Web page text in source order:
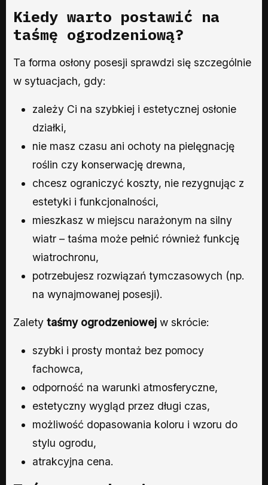
Kiedy warto postawić na
taśmę ogrodzeniową?
Ta forma osłony posesji sprawdzi się szczególnie
w sytuacjach, gdy:
zależy Ci na szybkiej i estetycznej osłonie
działki,
nie masz czasu ani ochoty na pielęgnację
roślin czy konserwację drewna,
chcesz ograniczyć koszty, nie rezygnując z
estetyki i funkcjonalności,
mieszkasz w miejscu narażonym na silny
wiatr – taśma może pełnić również funkcję
wiatrochronu,
potrzebujesz rozwiązań tymczasowych (np.
na wynajmowanej posesji).
Zalety taśmy ogrodzeniowej w skrócie:
szybki i prosty montaż bez pomocy
fachowca,
odporność na warunki atmosferyczne,
estetyczny wygląd przez długi czas,
możliwość dopasowania koloru i wzoru do
stylu ogrodu,
atrakcyjna cena.